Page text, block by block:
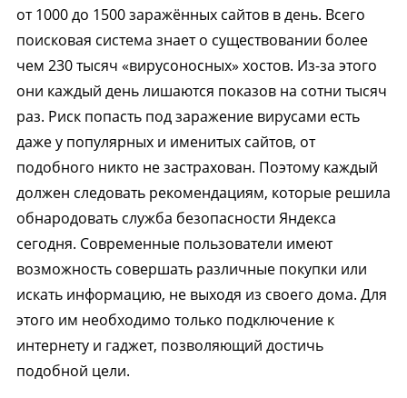
от 1000 до 1500 заражённых сайтов в день. Всего
поисковая система знает о существовании более
чем 230 тысяч «вирусоносных» хостов. Из-за этого
они каждый день лишаются показов на сотни тысяч
раз. Риск попасть под заражение вирусами есть
даже у популярных и именитых сайтов, от
подобного никто не застрахован. Поэтому каждый
должен следовать рекомендациям, которые решила
обнародовать служба безопасности Яндекса
сегодня. Современные пользователи имеют
возможность совершать различные покупки или
искать информацию, не выходя из своего дома. Для
этого им необходимо только подключение к
интернету и гаджет, позволяющий достичь
подобной цели.